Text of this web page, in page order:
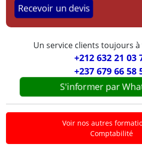
Recevoir un devis
Un service clients toujours
+212 632 21 03
+237 679 66 58
S'informer par
Voir nos autres
Comptabilité